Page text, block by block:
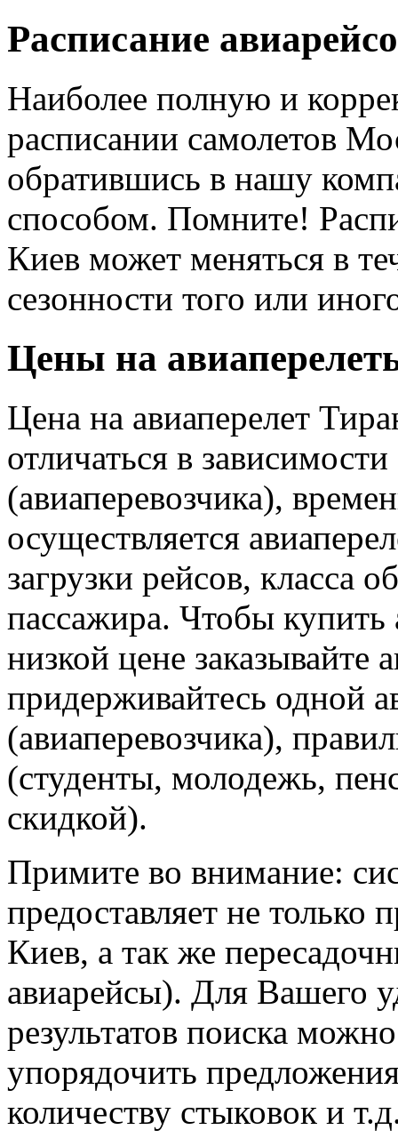
Расписание
Наиболее полную и
расписании самолетов
обратившись в нашу
способом. Помните!
Киев может меняться в
сезонности того или
Цены на
Цена на авиаперелет
отличаться в
(авиаперевозчика),
осуществляется
загрузки рейсов, класса
пассажира. Чтобы
низкой цене заказывайте
придерживайтесь одной
(авиаперевозчика),
(студенты, молодежь,
скидкой).
Примите во внимание:
предоставляет не только
Киев, а так же
авиарейсы). Для Вашего
результатов поиска
упорядочить
количеству стыковок и